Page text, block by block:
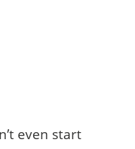
even start